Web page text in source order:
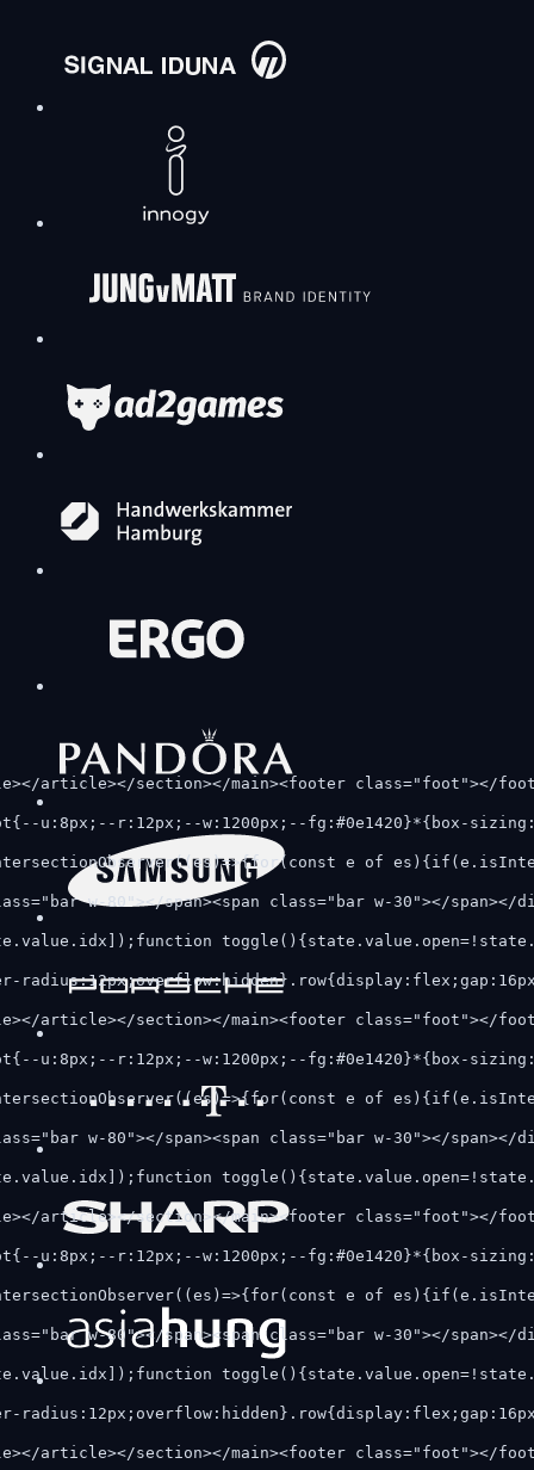
section></main><footer
w:1200px;--
e
span><span class="bar w-
section></main><footer
w:1200px;--
e
span><span class="bar w-
section></main><footer
w:1200px;--
e
span><span class="bar w-
section></main><footer